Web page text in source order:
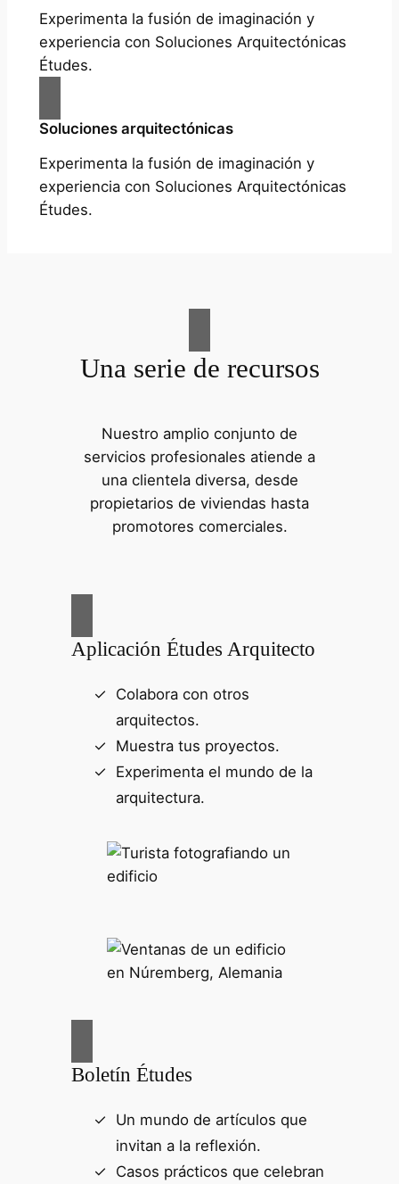
Experimenta la fusión de imaginación y
experiencia con Soluciones Arquitectónicas
Études.
Soluciones arquitectónicas
Experimenta la fusión de imaginación y
experiencia con Soluciones Arquitectónicas
Études.
Una serie de recursos
Nuestro amplio conjunto de
servicios profesionales atiende a
una clientela diversa, desde
propietarios de viviendas hasta
promotores comerciales.
Aplicación Études Arquitecto
Colabora con otros
arquitectos.
Muestra tus proyectos.
Experimenta el mundo de la
arquitectura.
Boletín Études
Un mundo de artículos que
invitan a la reflexión.
Casos prácticos que celebran